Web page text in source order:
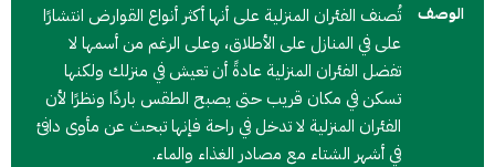
الوصف
تُصنف الفئران المنزلية على أنها أكثر أنواع القوارض انتشارًا
على في المنازل على الأطلاق، وعلى الرغم من أسمها لا
تفضل الفئران المنزلية عادةً أن تعيش في منزلك ولكنها
تسكن في مكان قريب حتى يصبح الطقس باردًا ونظرًا لأن
الفئران المنزلية لا تدخل في راحة فإنها تبحث عن مأوى دافئ
في أشهر الشتاء مع مصادر الغذاء والماء.